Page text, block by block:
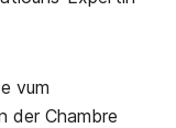
vum
der Chambre